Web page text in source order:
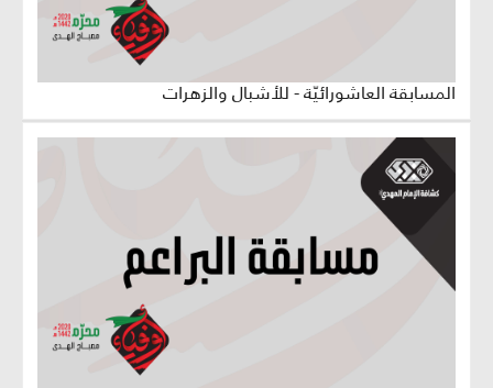
المسابقة العاشورائيّة - للأشبال والزهرات